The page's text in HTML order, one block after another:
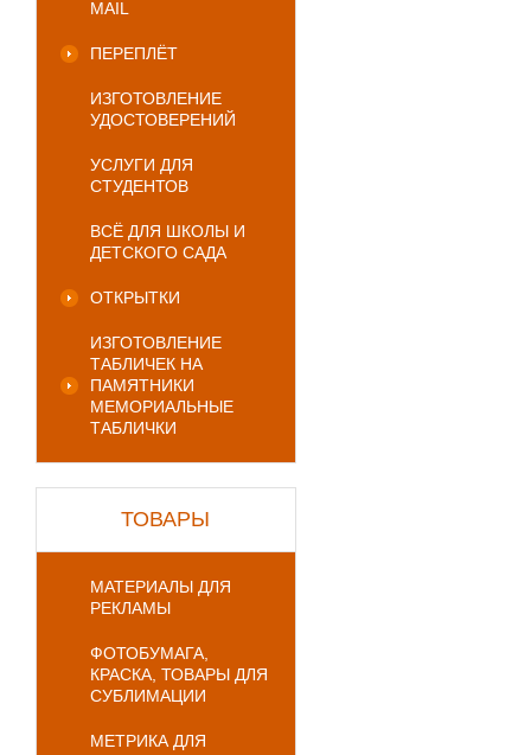
MAIL
ПЕРЕПЛЁТ
ИЗГОТОВЛЕНИЕ
УДОСТОВЕРЕНИЙ
УСЛУГИ ДЛЯ
СТУДЕНТОВ
ВСЁ ДЛЯ ШКОЛЫ И
ДЕТСКОГО САДА
ОТКРЫТКИ
ИЗГОТОВЛЕНИЕ
ТАБЛИЧЕК НА
ПАМЯТНИКИ
МЕМОРИАЛЬНЫЕ
ТАБЛИЧКИ
ТОВАРЫ
МАТЕРИАЛЫ ДЛЯ
РЕКЛАМЫ
ФОТОБУМАГА,
КРАСКА, ТОВАРЫ ДЛЯ
СУБЛИМАЦИИ
МЕТРИКА ДЛЯ